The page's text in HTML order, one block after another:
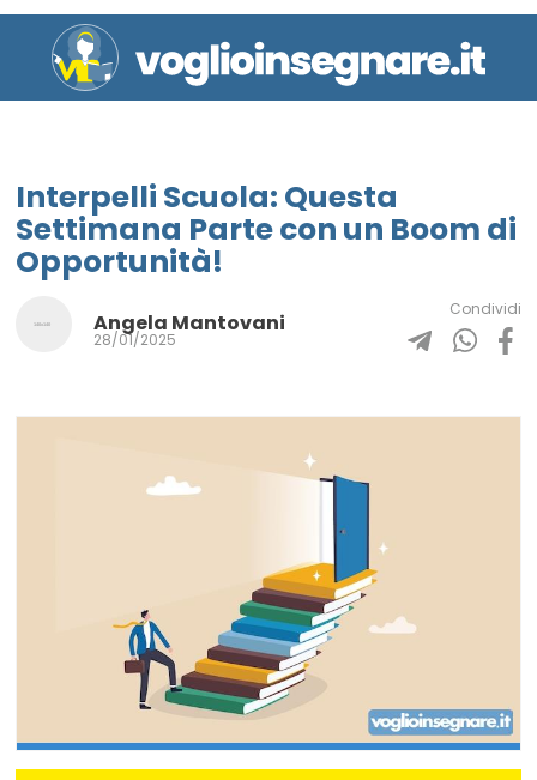
Interpelli Scuola: Questa
Settimana Parte con un Boom di
Opportunità!
Angela Mantovani
28/01/2025
Condividi